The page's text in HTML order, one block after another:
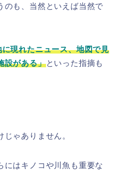
のも、当然といえば当然で
現れたニュース、地図で見
設がある」といった指摘も
ゃありません。
にはキノコや川魚も重要な